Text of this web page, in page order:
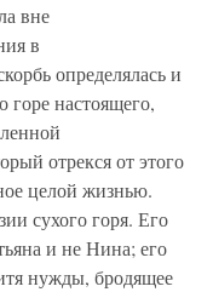
вне
в
определялась и
настоящего,
отрекся от этого
целой жизнью.
сухого горя. Его
и не Нина; его
нужды, бродящее